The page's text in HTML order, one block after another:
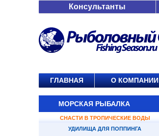
Консультанты
ГЛАВНАЯ О КОМПАНИИ
МОРСКАЯ РЫБАЛКА
СНАСТИ В ТРОПИЧЕСКИЕ ВОДЫ
УДИЛИЩА ДЛЯ ПОППИНГА